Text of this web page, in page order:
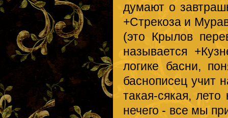
думают о
+Стрекоза и
(это Крылов
называется
логике басни,
баснописец учит
такая-сякая,
нечего - все мы